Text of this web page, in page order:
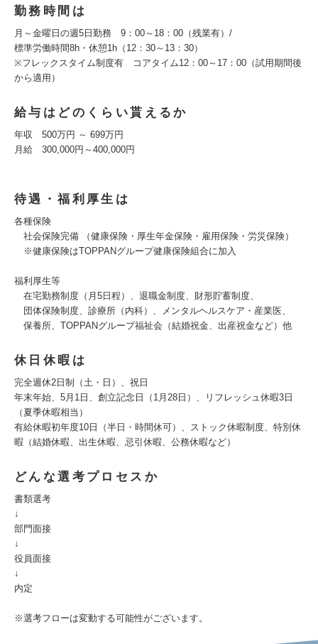
勤務時間は
月～金曜日の週5日勤務 9：00～18：00（残業有）/
標準労働時間8h・休憩1h（12：30～13：30）
※フレックスタイム制度有 コアタイム12：00～17：00（試用期間後
から適用）
給与はどのくらい貰えるか
年収 500万円 ～ 699万円
月給 300,000円～400,000円
待遇・福利厚生は
各種保険
社会保険完備 （健康保険・厚生年金保険・雇用保険・労災保険）
※健康保険はTOPPANグループ健康保険組合に加入
福利厚生等
在宅勤務制度（月5日程）、退職金制度、財形貯蓄制度、
団体保険制度、診療所（内科）、メンタルヘルスケア・産業医、
保養所、TOPPANグループ福祉会（結婚祝金、出産祝金など）他
休日休暇は
完全週休2日制（土・日）、祝日
年末年始、5月1日、創立記念日（1月28日）、リフレッシュ休暇3日
（夏季休暇相当）
有給休暇初年度10日（半日・時間休可）、ストック休暇制度、特別休
暇（結婚休暇、出生休暇、忌引休暇、公務休暇など）
どんな選考プロセスか
書類選考
↓
部門面接
↓
役員面接
↓
内定
※選考フローは変動する可能性がございます。